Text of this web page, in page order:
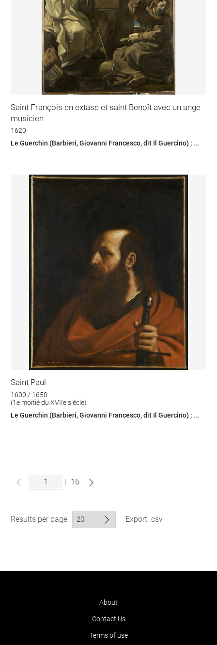
Saint François en extase et saint Benoît avec un ange
musicien
1620
Le Guerchin (Barbieri, Giovanni Francesco, dit Il Guercino) ; ...
Saint Paul
1600 / 1650
(1e moitié du XVIIe siècle)
Le Guerchin (Barbieri, Giovanni Francesco, dit Il Guercino) ; ...
| 16
Results per page Export .csv
About
Contact Us
Terms of use